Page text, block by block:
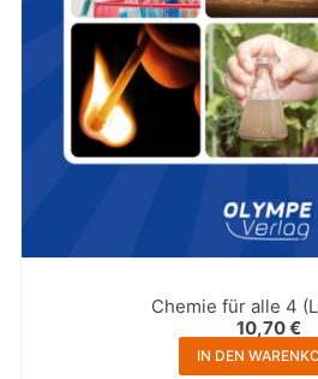
Chemie für alle 4
10,70€
IN DEN